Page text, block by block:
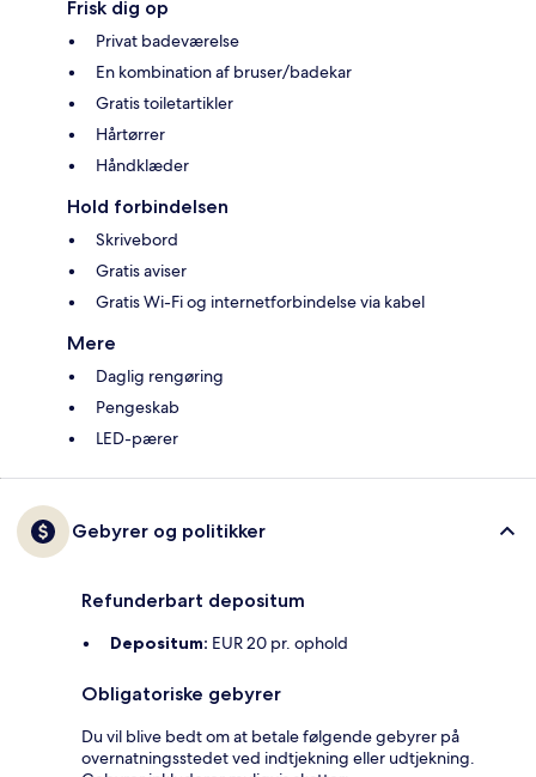
Frisk dig op
Privat badeværelse
En kombination af bruser/badekar
Gratis toiletartikler
Hårtørrer
Håndklæder
Hold forbindelsen
Skrivebord
Gratis aviser
Gratis Wi-Fi og internetforbindelse via kabel
Mere
Daglig rengøring
Pengeskab
LED-pærer
Gebyrer og politikker
Refunderbart depositum
Depositum: EUR 20 pr. ophold
Obligatoriske gebyrer
Du vil blive bedt om at betale følgende gebyrer på
overnatningsstedet ved indtjekning eller udtjekning.